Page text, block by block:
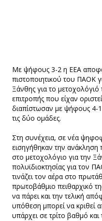
Με ψήφους 3-2 η ΕΕΑ
πιστοποιητικού του ΠΑΟΚ
Ξάνθης για το μετοχολόγιό
επιτροπής που είχαν
διαπίστωσαν με ψήφους 4-
τις δύο ομάδες.
Στη συνέχεια, σε νέα
εισηγήθηκαν την ανάκληση
στο μετοχολόγιο για την
πολυϊδιοκτησίας για τον
τινάζει τον αέρα στο
πρωτοβάθμιο πειθαρχικό
να πάρει και την τελική
υπόθεση μπορεί να κριθεί
υπάρχει σε τρίτο βαθμό και